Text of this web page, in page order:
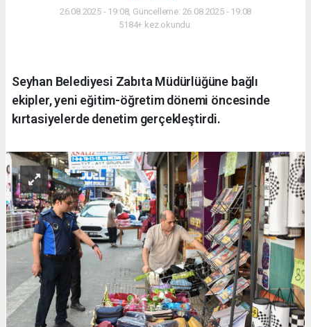
26.08.2025 - 19:08, Güncelleme: 26.08.2025 - 19:08
5184+ kez okundu.
Seyhan Belediyesi Zabıta Müdürlüğüne bağlı
ekipler, yeni eğitim-öğretim dönemi öncesinde
kırtasiyelerde denetim gerçekleştirdi.